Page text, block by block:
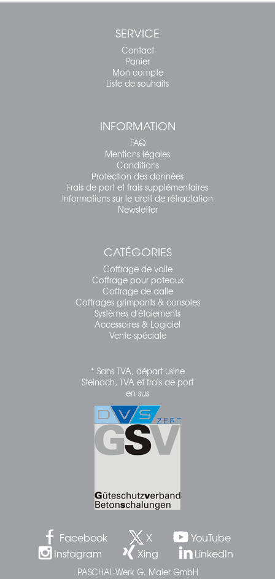
SERVICE
Contact
Panier
Mon compte
Liste de souhaits
INFORMATION
FAQ
Mentions légales
Conditions
Protection des données
Frais de port et frais supplémentaires
Informations sur le droit de rétractation
Newsletter
CATÉGORIES
Coffrage de voile
Coffrage pour poteaux
Coffrage de dalle
Coffrages grimpants & consoles
Systèmes d'étaiements
Accessoires & Logiciel
Vente spéciale
* Sans TVA, départ usine
Steinach, TVA et frais de port
en sus
Facebook X
YouTube
Instagram
Xing LinkedIn
PASCHAL-Werk G. Maier GmbH